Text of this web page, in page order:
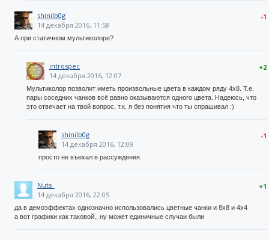
-1
shinilb0g
14 декабря 2016, 11:58
А при статичном мультиколоре?
+2
introspec
14 декабря 2016, 12:07
Мультиколор позволит иметь произвольные цвета в каждом ряду 4х8. Т.е.
пары соседних чанков всё равно оказываются одного цвета. Надеюсь, что
это отвечает на твой вопрос, т.к. я без понятия что ты спрашивал :)
-1
shinilb0g
14 декабря 2016, 12:09
просто не въехал в рассуждения.
+1
Nuts_
14 декабря 2016, 22:05
да в демоэффектах однозначно использовались цветные чанки и 8x8 и 4х4
а вот графики как таковой,, ну может единичные случаи были